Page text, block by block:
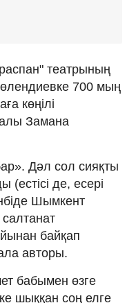
театрының
700 мың
көңілі
Замана
Дәл сол сияқты
(естісі де, есері
Шымкент
байқап
авторы.
бабымен өзге
шыққан соң елге